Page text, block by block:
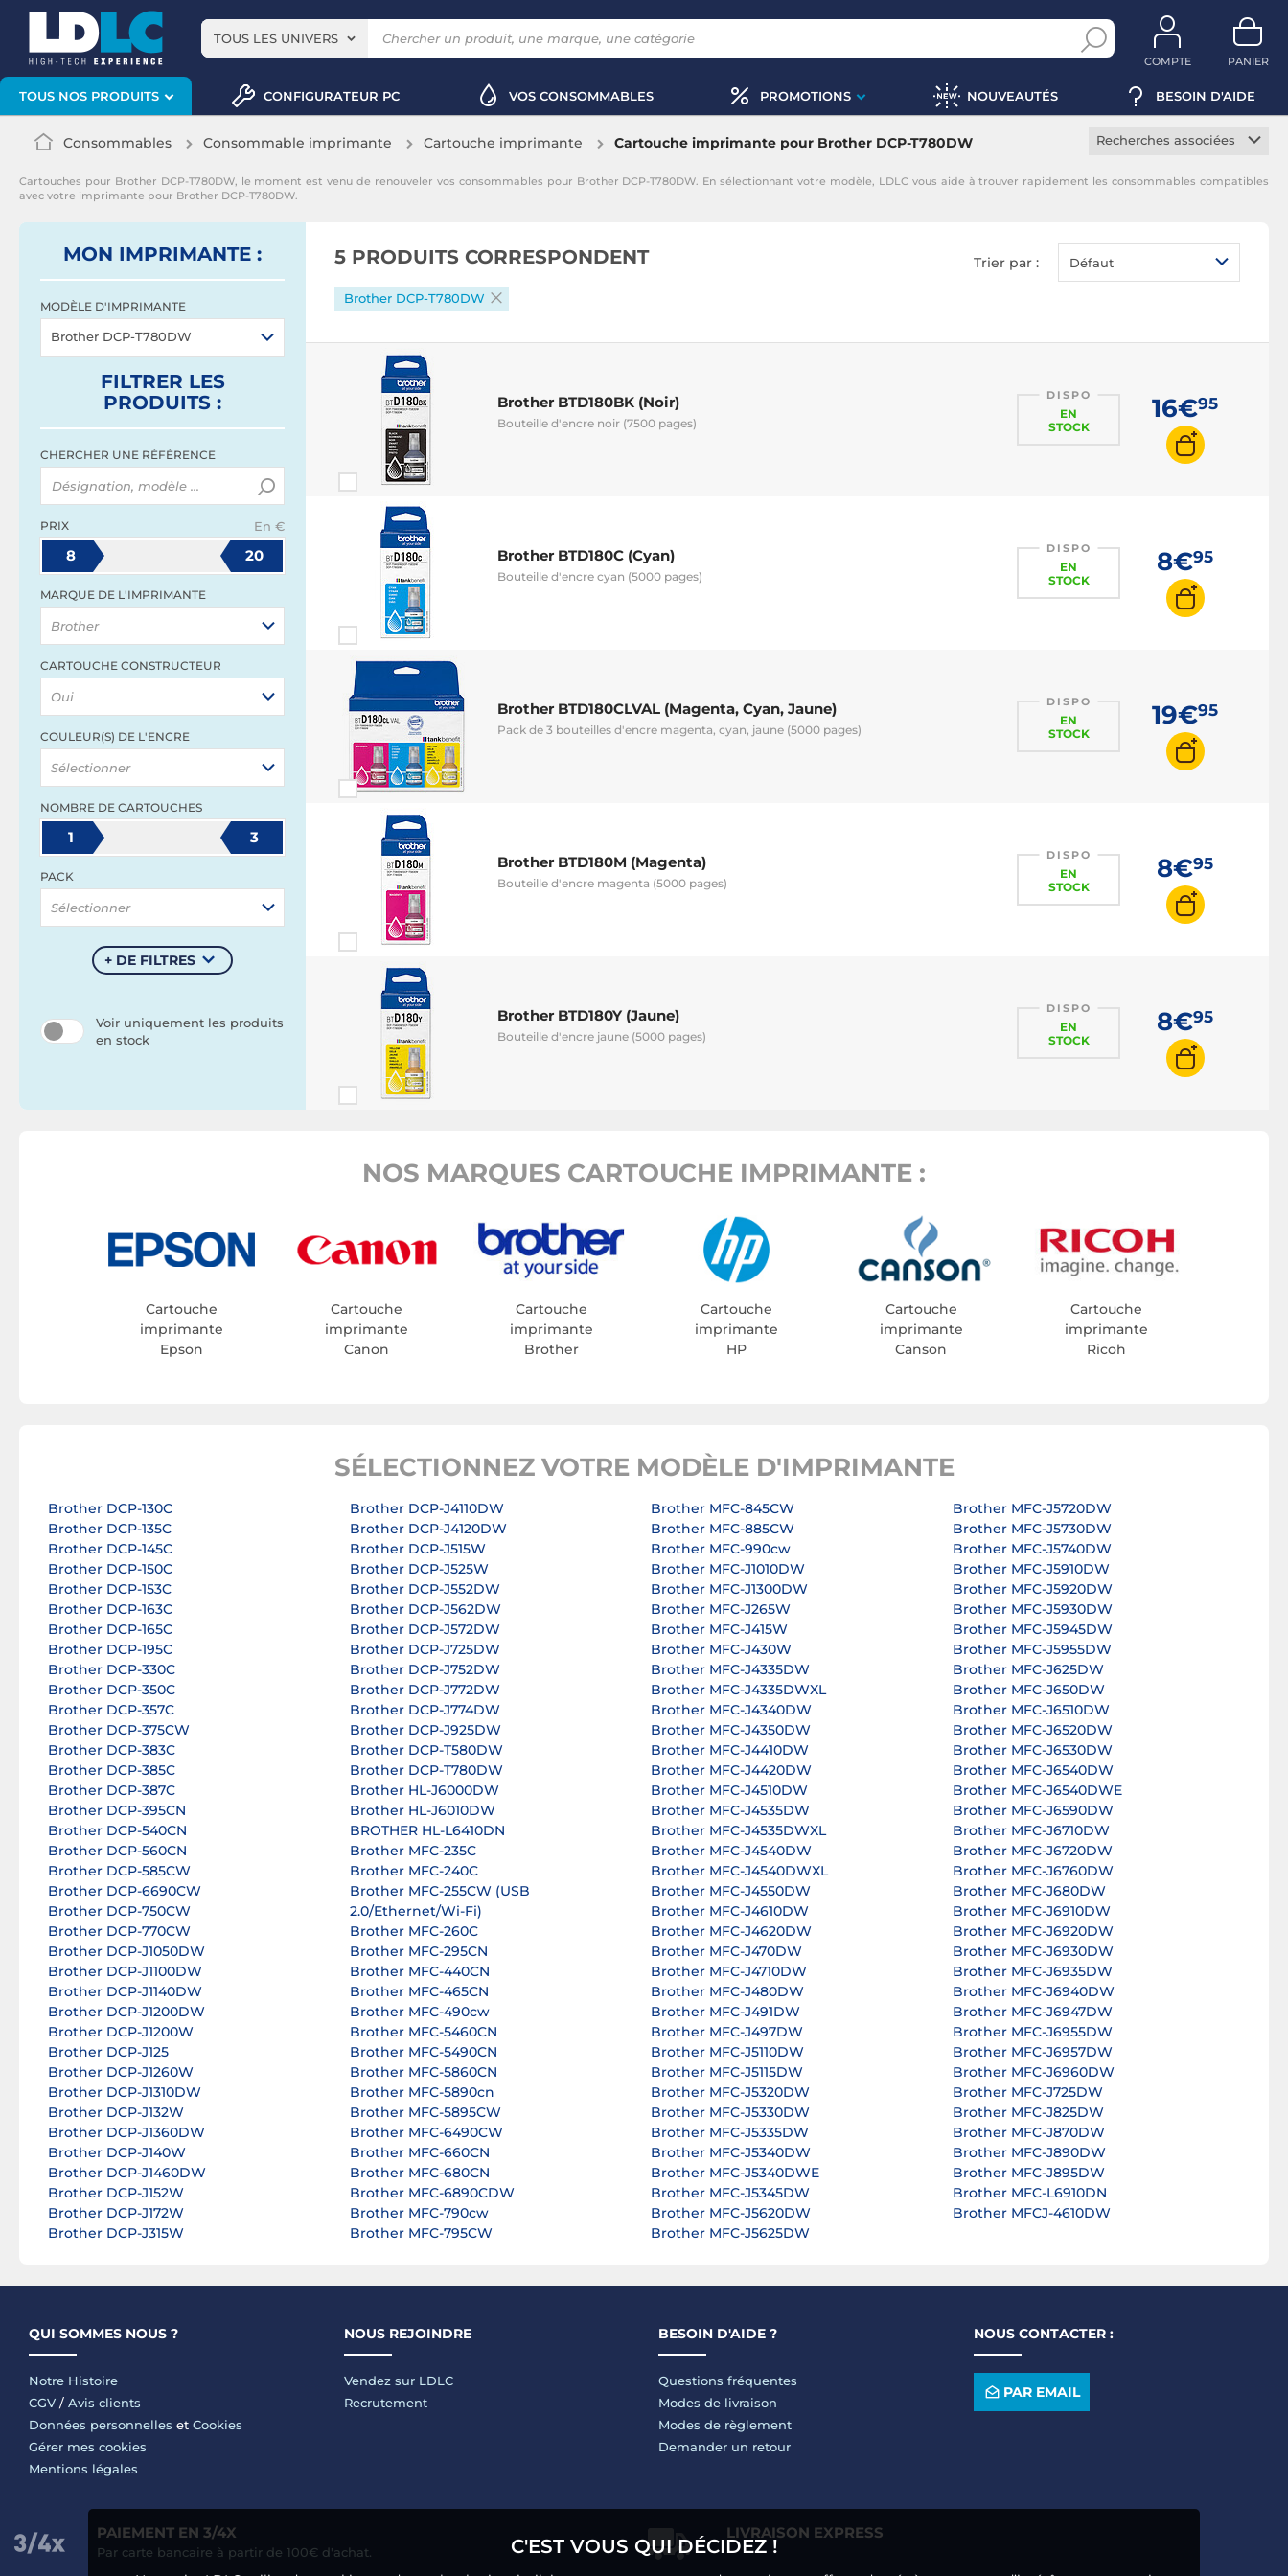
TOUS LES UNIVERS
COMPTE PANIER
TOUS NOS PRODUITS CONFIGURATEUR PC VOS CONSOMMABLES PROMOTIONS NOUVEAUTÉS BESOIN D'AIDE
C'EST VOUS QUI DÉCIDEZ !
Consommables Consommable imprimante Cartouche imprimante Cartouche imprimante pour Brother DCP-T780DW
Recherches associées
Cartouche jaune
Cartouches pour Brother DCP-T780DW, le moment est venu de renouveler vos consommables pour Brother DCP-T780DW. En sélectionnant votre modèle, LDLC vous aide à trouver rapidement les consommables compatibles
avec votre imprimante pour Brother DCP-T780DW.
MON IMPRIMANTE :
MODÈLE D'IMPRIMANTE
Brother DCP-T780DW
FILTRER LES
PRODUITS :
CHERCHER UNE RÉFÉRENCE
PRIX En €
8 20
MARQUE DE L'IMPRIMANTE
Brother
CARTOUCHE CONSTRUCTEUR
Oui
COULEUR(S) DE L'ENCRE
Sélectionner
NOMBRE DE CARTOUCHES
1 3
PACK
Sélectionner
+ DE FILTRES
Voir uniquement les produits
en stock
5 PRODUITS CORRESPONDENT Trier par : Défaut
Brother DCP-T780DW
Brother BTD180BK (Noir)
Bouteille d'encre noir (7500 pages)
DISPO
EN
STOCK
16€95
Brother BTD180C (Cyan)
Bouteille d'encre cyan (5000 pages)
DISPO
EN
STOCK
8€95
Brother BTD180CLVAL (Magenta, Cyan, Jaune)
Pack de 3 bouteilles d'encre magenta, cyan, jaune (5000 pages)
DISPO
EN
STOCK
19€95
Brother BTD180M (Magenta)
Bouteille d'encre magenta (5000 pages)
DISPO
EN
STOCK
8€95
Brother BTD180Y (Jaune)
Bouteille d'encre jaune (5000 pages)
DISPO
EN
STOCK
8€95
NOS MARQUES CARTOUCHE IMPRIMANTE :
Cartouche
imprimante
Epson
Cartouche
imprimante
Canon
Cartouche
imprimante
Brother
Cartouche
imprimante
HP
Cartouche
imprimante
Canson
Cartouche
imprimante
Ricoh
SÉLECTIONNEZ VOTRE MODÈLE D'IMPRIMANTE
Brother DCP-130C
Brother DCP-135C
Brother DCP-145C
Brother DCP-150C
Brother DCP-153C
Brother DCP-163C
Brother DCP-165C
Brother DCP-195C
Brother DCP-330C
Brother DCP-350C
Brother DCP-357C
Brother DCP-375CW
Brother DCP-383C
Brother DCP-385C
Brother DCP-387C
Brother DCP-395CN
Brother DCP-540CN
Brother DCP-560CN
Brother DCP-585CW
Brother DCP-6690CW
Brother DCP-750CW
Brother DCP-770CW
Brother DCP-J1050DW
Brother DCP-J1100DW
Brother DCP-J1140DW
Brother DCP-J1200DW
Brother DCP-J1200W
Brother DCP-J125
Brother DCP-J1260W
Brother DCP-J1310DW
Brother DCP-J132W
Brother DCP-J1360DW
Brother DCP-J140W
Brother DCP-J1460DW
Brother DCP-J152W
Brother DCP-J172W
Brother DCP-J315W
Brother DCP-J4110DW
Brother DCP-J4120DW
Brother DCP-J515W
Brother DCP-J525W
Brother DCP-J552DW
Brother DCP-J562DW
Brother DCP-J572DW
Brother DCP-J725DW
Brother DCP-J752DW
Brother DCP-J772DW
Brother DCP-J774DW
Brother DCP-J925DW
Brother DCP-T580DW
Brother DCP-T780DW
Brother HL-J6000DW
Brother HL-J6010DW
BROTHER HL-L6410DN
Brother MFC-235C
Brother MFC-240C
Brother MFC-255CW (USB
2.0/Ethernet/Wi-Fi)
Brother MFC-260C
Brother MFC-295CN
Brother MFC-440CN
Brother MFC-465CN
Brother MFC-490cw
Brother MFC-5460CN
Brother MFC-5490CN
Brother MFC-5860CN
Brother MFC-5890cn
Brother MFC-5895CW
Brother MFC-6490CW
Brother MFC-660CN
Brother MFC-680CN
Brother MFC-6890CDW
Brother MFC-790cw
Brother MFC-795CW
Brother MFC-845CW
Brother MFC-885CW
Brother MFC-990cw
Brother MFC-J1010DW
Brother MFC-J1300DW
Brother MFC-J265W
Brother MFC-J415W
Brother MFC-J430W
Brother MFC-J4335DW
Brother MFC-J4335DWXL
Brother MFC-J4340DW
Brother MFC-J4350DW
Brother MFC-J4410DW
Brother MFC-J4420DW
Brother MFC-J4510DW
Brother MFC-J4535DW
Brother MFC-J4535DWXL
Brother MFC-J4540DW
Brother MFC-J4540DWXL
Brother MFC-J4550DW
Brother MFC-J4610DW
Brother MFC-J4620DW
Brother MFC-J470DW
Brother MFC-J4710DW
Brother MFC-J480DW
Brother MFC-J491DW
Brother MFC-J497DW
Brother MFC-J5110DW
Brother MFC-J5115DW
Brother MFC-J5320DW
Brother MFC-J5330DW
Brother MFC-J5335DW
Brother MFC-J5340DW
Brother MFC-J5340DWE
Brother MFC-J5345DW
Brother MFC-J5620DW
Brother MFC-J5625DW
Brother MFC-J5720DW
Brother MFC-J5730DW
Brother MFC-J5740DW
Brother MFC-J5910DW
Brother MFC-J5920DW
Brother MFC-J5930DW
Brother MFC-J5945DW
Brother MFC-J5955DW
Brother MFC-J625DW
Brother MFC-J650DW
Brother MFC-J6510DW
Brother MFC-J6520DW
Brother MFC-J6530DW
Brother MFC-J6540DW
Brother MFC-J6540DWE
Brother MFC-J6590DW
Brother MFC-J6710DW
Brother MFC-J6720DW
Brother MFC-J6760DW
Brother MFC-J680DW
Brother MFC-J6910DW
Brother MFC-J6920DW
Brother MFC-J6930DW
Brother MFC-J6935DW
Brother MFC-J6940DW
Brother MFC-J6947DW
Brother MFC-J6955DW
Brother MFC-J6957DW
Brother MFC-J6960DW
Brother MFC-J725DW
Brother MFC-J825DW
Brother MFC-J870DW
Brother MFC-J890DW
Brother MFC-J895DW
Brother MFC-L6910DN
Brother MFCJ-4610DW
QUI SOMMES NOUS ?
Notre Histoire
CGV / Avis clients
Données personnelles et Cookies
Gérer mes cookies
Mentions légales
NOUS REJOINDRE
Vendez sur LDLC
Recrutement
BESOIN D'AIDE ?
Questions fréquentes
Modes de livraison
Modes de règlement
Demander un retour
NOUS CONTACTER :
PAR EMAIL
PAIEMENT EN 3/4X
Par carte bancaire à partir de 100€ d'achat.
LIVRAISON EXPRESS